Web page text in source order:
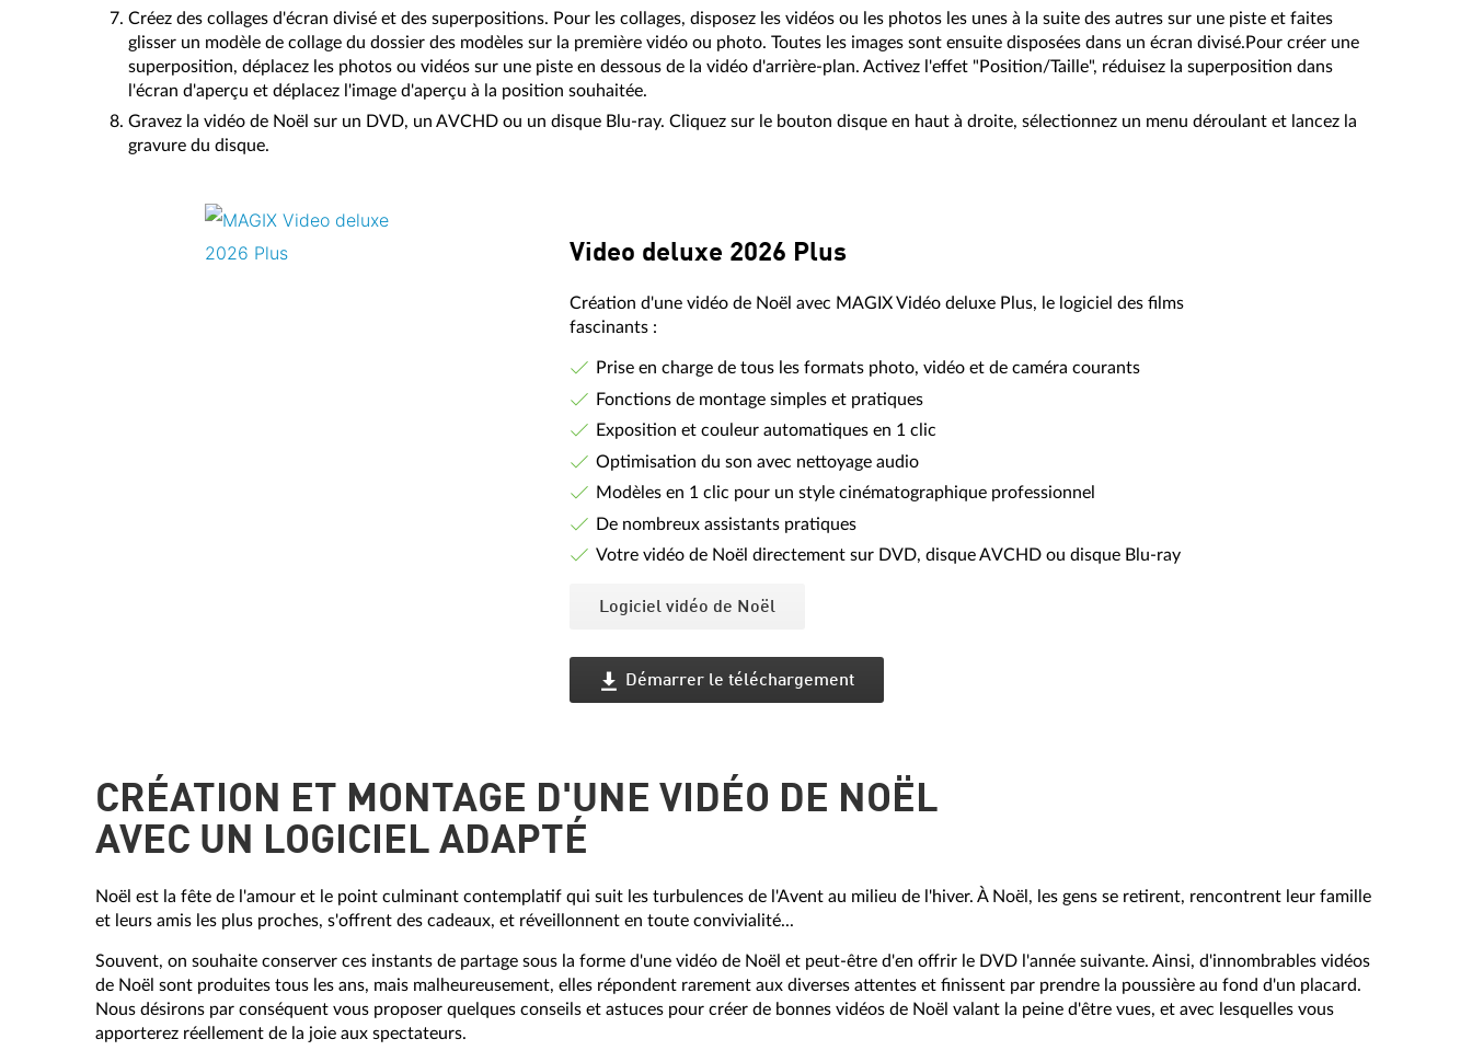
Créez des collages d'écran divisé et des superpositions. Pour les collages, disposez les vidéos ou les photos les unes à la suite des autres sur une piste et faites
glisser un modèle de collage du dossier des modèles sur la première vidéo ou photo. Toutes les images sont ensuite disposées dans un écran divisé.Pour créer une
superposition, déplacez les photos ou vidéos sur une piste en dessous de la vidéo d'arrière-plan. Activez l'effet "Position/Taille", réduisez la superposition dans
l'écran d'aperçu et déplacez l'image d'aperçu à la position souhaitée.
Gravez la vidéo de Noël sur un DVD, un AVCHD ou un disque Blu-ray. Cliquez sur le bouton disque en haut à droite, sélectionnez un menu déroulant et lancez la
gravure du disque.
Video deluxe 2026 Plus
Création d'une vidéo de Noël avec MAGIX Vidéo deluxe Plus, le logiciel des films
fascinants :
Prise en charge de tous les formats photo, vidéo et de caméra courants
Fonctions de montage simples et pratiques
Exposition et couleur automatiques en 1 clic
Optimisation du son avec nettoyage audio
Modèles en 1 clic pour un style cinématographique professionnel
De nombreux assistants pratiques
Votre vidéo de Noël directement sur DVD, disque AVCHD ou disque Blu-ray
Logiciel vidéo de Noël
Démarrer le téléchargement
CRÉATION ET MONTAGE D'UNE VIDÉO DE NOËL
AVEC UN LOGICIEL ADAPTÉ
Noël est la fête de l'amour et le point culminant contemplatif qui suit les turbulences de l'Avent au milieu de l'hiver. À Noël, les gens se retirent, rencontrent leur famille
et leurs amis les plus proches, s'offrent des cadeaux, et réveillonnent en toute convivialité...
Souvent, on souhaite conserver ces instants de partage sous la forme d'une vidéo de Noël et peut-être d'en offrir le DVD l'année suivante. Ainsi, d'innombrables vidéos
de Noël sont produites tous les ans, mais malheureusement, elles répondent rarement aux diverses attentes et finissent par prendre la poussière au fond d'un placard.
Nous désirons par conséquent vous proposer quelques conseils et astuces pour créer de bonnes vidéos de Noël valant la peine d'être vues, et avec lesquelles vous
apporterez réellement de la joie aux spectateurs.